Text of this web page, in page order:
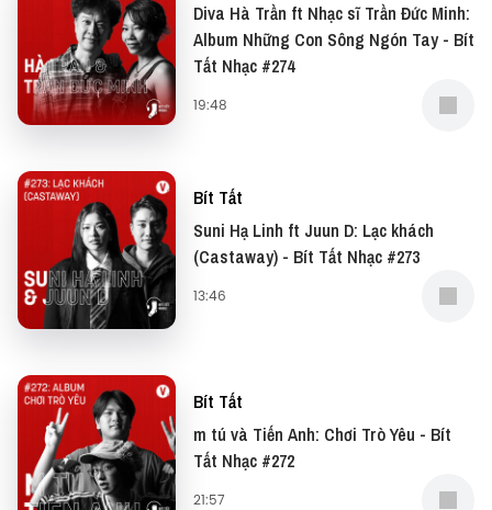
Diva Hà Trần ft Nhạc sĩ Trần Đức Minh:
Album Những Con Sông Ngón Tay - Bít
Tất Nhạc #274
19:48
Bít Tất
Suni Hạ Linh ft Juun D: Lạc khách
(Castaway) - Bít Tất Nhạc #273
13:46
Bít Tất
m tú và Tiến Anh: Chơi Trò Yêu - Bít
Tất Nhạc #272
21:57